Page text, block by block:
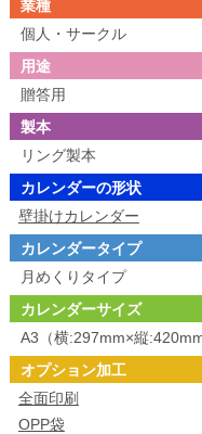
業種
個人・サークル
用途
贈答用
製本
リング製本
カレンダーの形状
壁掛けカレンダー
カレンダータイプ
月めくりタイプ
カレンダーサイズ
A3（横:297mm×縦:420mm
オプション加工
全面印刷
OPP袋